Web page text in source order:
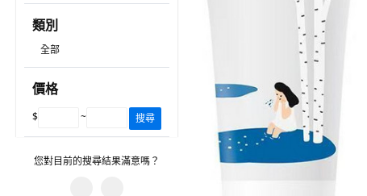
類別
全部
價格
$ ~ 搜尋
您對目前的搜尋結果滿意嗎？